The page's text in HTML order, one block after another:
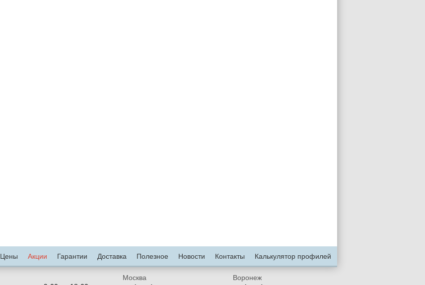
Цены Акции Гарантии Доставка Полезное Новости Контакты Калькулятор профилей
Москва Воронеж